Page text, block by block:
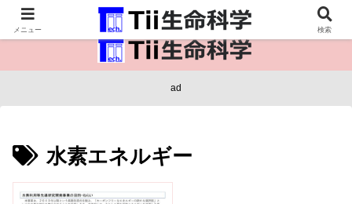
医療保健・生命・生物の情報インフラ。
ad
水素エネルギー
メニュー 検索